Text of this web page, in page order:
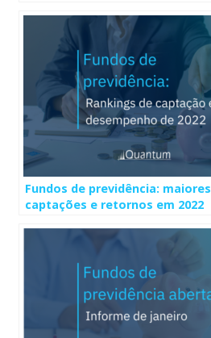
Fundos de previdência: maiores
captações e retornos em 2022